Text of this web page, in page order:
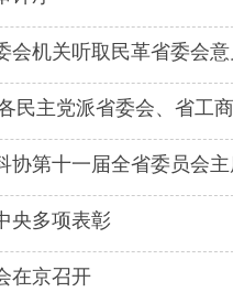
会机关听取民革省委会
民主党派省委会、省工
协第十一届全省委员会
央多项表彰
在京召开